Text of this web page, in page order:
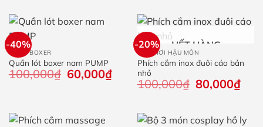
-40%
QUẦN BOXER
Quần lót boxer nam PUMP
100,000₫ Giá
gốc
60,000₫Giá
hiện
60,000₫.
-20% HẾT HÀNG
ĐỒ CHƠI HẬU MÔN
Phích cắm inox đuôi cáo bản
nhỏ
100,000₫ Giá
gốc
80,000₫Giá
hiện